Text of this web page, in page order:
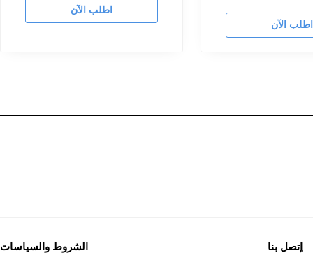
اطلب الآن
اطلب الآن
الشروط والسياسات إتصل بنا